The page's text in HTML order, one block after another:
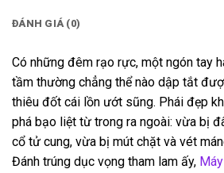
ĐÁNH GIÁ (0)
Có những đêm rạo rực, một ngón tay
tầm thường chẳng thể nào dập tắt
thiêu đốt cái lồn ướt sũng. Phái đẹp
phá bạo liệt từ trong ra ngoài: vừa bị
cổ tử cung, vừa bị mút chặt và vét
Đánh trúng dục vọng tham lam ấy,